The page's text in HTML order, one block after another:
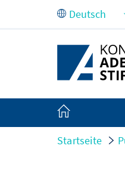
Zum Hauptinhalt springen
Startseite